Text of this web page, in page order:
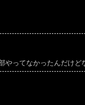
やってなかったんだけど